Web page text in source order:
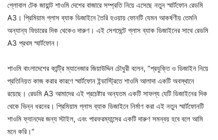
গ্লোবাল টেক জায়ান্ট শাওমি দেশের বাজারে সম্প্রতি নিয়ে এসেছে নতুন স্মার্টফোন রেডমি
A3। প্রিমিয়াম গ্লাস ব্যাক ডিজাইনে তৈরি হওয়ায় ফোনটি যেমন আকর্ষণীয় তেমনি
অন্যান্য ফিচারের দিক থেকেও দারুণ। এই সেগমেন্টে গ্লাস ব্যাক ডিজাইনের সাথে রেডমি
A3 প্রথম স্মার্টফোন।
শাওমি বাংলাদেশের কান্ট্রি ম্যানেজার জিয়াউদ্দিন চৌধুরী বলেন, “প্রযুক্তি ও ডিজাইন নিয়ে
প্রতিনিয়ত কাজ করার কারণে স্মার্টফোন ইন্ডাস্ট্রিতে শাওমি আলাদা একটি অবস্থানে
রয়েছে। রেডমি A3 আমাদের এই প্রচেষ্টার অন্যতম একটি সাফল্য যেটি ডিজাইনের দিক
থেকে ভিন্ন ধরনের। প্রিমিয়াম গ্লাস ব্যাক ডিজাইনে নির্মাণ করা এই নতুন স্মার্টফোনটি
শাওমি ফ্যানদের জন্য স্টাইল, এবং পারফরম্যান্সের একটি দারুণ সমন্বয় হবে বলে আমি
মনে করি।”